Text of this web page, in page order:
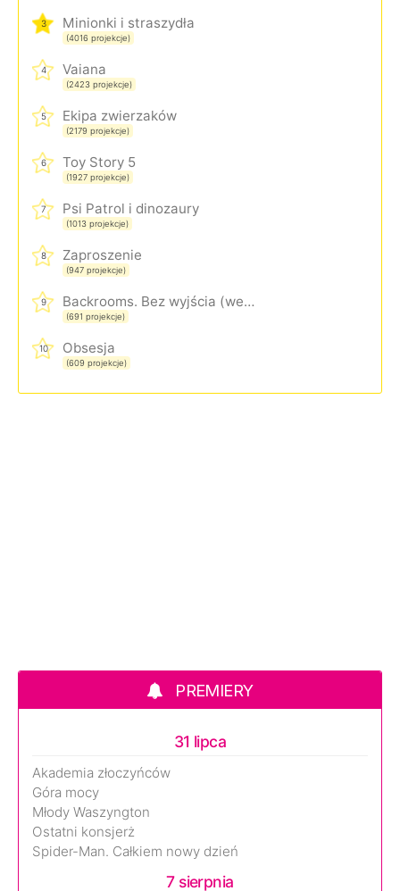
3 Minionki i straszydła
(4016 projekcje)
4 Vaiana
(2423 projekcje)
5 Ekipa zwierzaków
(2179 projekcje)
6 Toy Story 5
(1927 projekcje)
7 Psi Patrol i dinozaury
(1013 projekcje)
8 Zaproszenie
(947 projekcje)
9 Backrooms. Bez wyjścia (wersja rozszerzona)
(691 projekcje)
10 Obsesja
(609 projekcje)
PREMIERY
31 lipca
Akademia złoczyńców
Góra mocy
Młody Waszyngton
Ostatni konsjerż
Spider-Man. Całkiem nowy dzień
7 sierpnia